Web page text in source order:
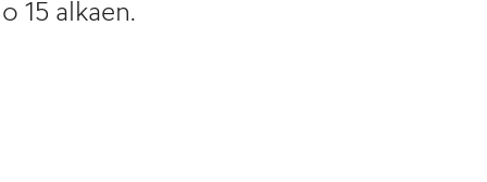
15 alkaen.